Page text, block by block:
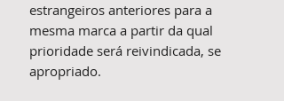
estrangeiros anteriores para a
mesma marca a partir da qual
prioridade será reivindicada, se
apropriado.